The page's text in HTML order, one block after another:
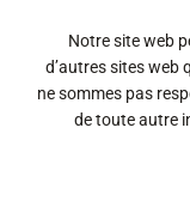
Notre site web
d’autres sites web
ne sommes pas
de toute autre